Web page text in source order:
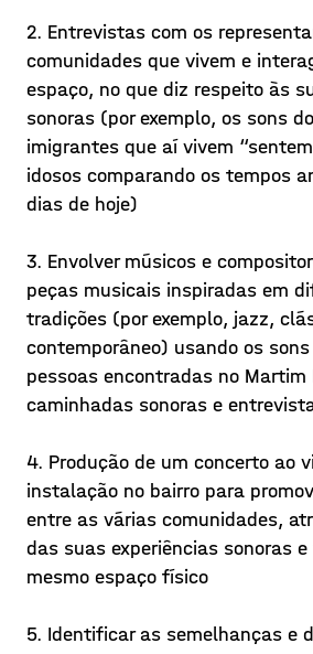
Performing A SOUND
Lisbon
Reflecting on “Performing A
Place” in Lisbon - A
Place - Miguel Rocha
Aguiar (Double Bass), Jaime
Learn more >
2. Entrevistas com os
comunidades que vivem e
espaço, no que diz respeito às
sonoras (por exemplo, os sons
imigrantes que aí vivem
idosos comparando os tempos
dias de hoje)
3. Envolver músicos e
peças musicais inspiradas em
tradições (por exemplo, jazz,
contemporâneo) usando os
pessoas encontradas no
caminhadas sonoras e
4. Produção de um concerto ao
instalação no bairro para
entre as várias comunidades,
das suas experiências sonoras
mesmo espaço físico
5. Identificar as semelhanças e